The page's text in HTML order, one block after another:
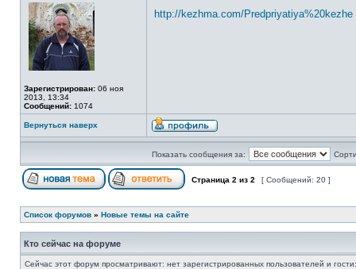
Зарегистрирован: 06 ноя
2013, 13:34
Сообщений: 1074
http://kezhma.com/
Вернуться наверх
Показать сообщения за:
Страница 2 из 2 [ Сообщений: 20 ]
Список форумов » Новые темы на сайте
Кто сейчас на форуме
Сейчас этот форум просматривают: нет зарегистрированных пользователей и